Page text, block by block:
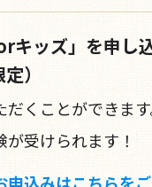
キッズ」を申し
）
くことができます
受けられます！
申込みはこちらを